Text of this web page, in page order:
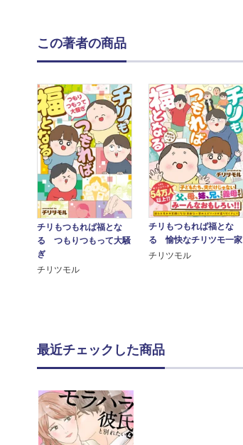
この著者の商品
チリもつもれば福とな
る つもりつもって大騒
ぎ
チリツモル
チリもつもれば福とな
る 愉快なチリツモ一家
チリツモル
最近チェックした商品